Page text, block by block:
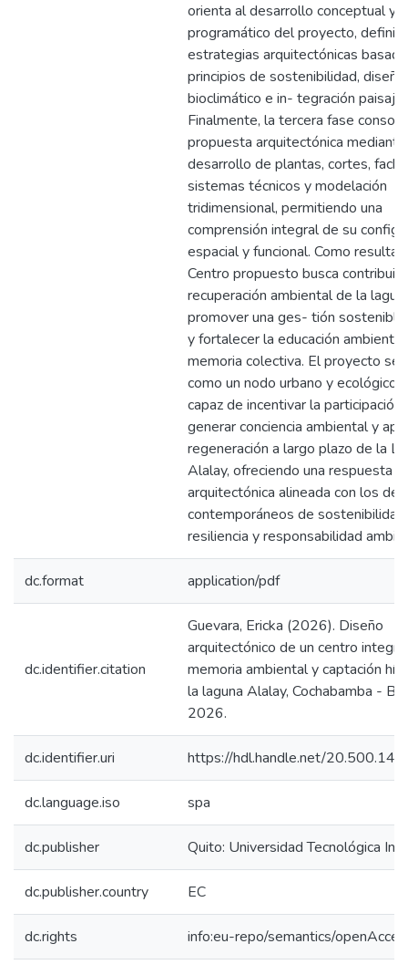
orienta al desarrollo conceptual y
programático del proyecto,
estrategias arquitectónicas
principios de sostenibilidad, diseño
bioclimático e in- tegración
Finalmente, la tercera fase
propuesta arquitectónica
desarrollo de plantas, cortes,
sistemas técnicos y modelación
tridimensional, permitiendo una
comprensión integral de su
espacial y funcional. Como
Centro propuesto busca contribuir
recuperación ambiental de la
promover una ges- tión
y fortalecer la educación
memoria colectiva. El proyecto se
como un nodo urbano y ecológico
capaz de incentivar la participación
generar conciencia ambiental y
regeneración a largo plazo de la
Alalay, ofreciendo una respuesta
arquitectónica alineada con los
contemporáneos de sostenibilidad,
resiliencia y responsabilidad
dc.format application/pdf
dc.identifier.citation
Guevara, Ericka (2026). Diseño
arquitectónico de un centro
memoria ambiental y captación
la laguna Alalay, Cochabamba -
2026.
dc.identifier.uri https://hdl.handle.net/
dc.language.iso spa
dc.publisher Quito: Universidad Tecnológica
dc.publisher.country EC
dc.rights info:eu-repo/semantics/